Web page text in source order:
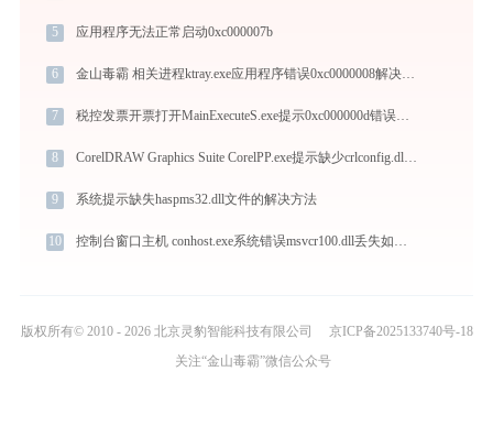
5 应用程序无法正常启动0xc000007b
6 金山毒霸 相关进程ktray.exe应用程序错误0xc0000008解决方法
7 税控发票开票打开MainExecuteS.exe提示0xc000000d错误码怎么办
8 CorelDRAW Graphics Suite CorelPP.exe提示缺少crlconfig.dll文件的解决办法
9 系统提示缺失haspms32.dll文件的解决方法
10 控制台窗口主机 conhost.exe系统错误msvcr100.dll丢失如何解决
版权所有© 2010 - 2026 北京灵豹智能科技有限公司
京ICP备2025133740号-18
关注“金山毒霸”微信公众号